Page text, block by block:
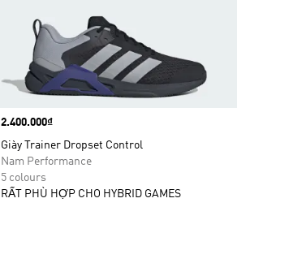
Price
2.400.000₫
Giày Trainer Dropset Control
Nam Performance
5 colours
RẤT PHÙ HỢP CHO HYBRID GAMES